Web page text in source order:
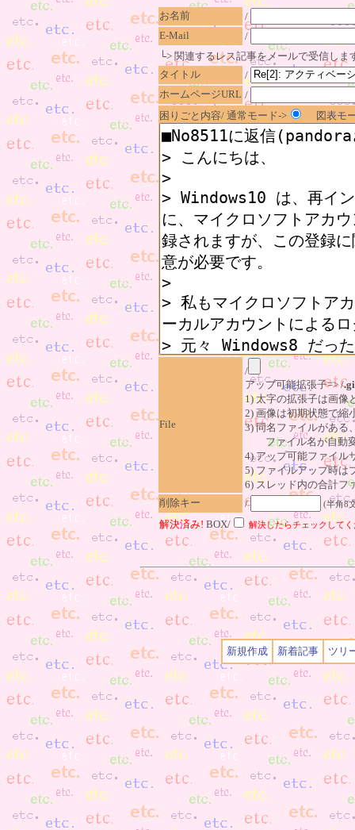
お名前
/
E-Mail
/
└> 関連するレス記事をメールで受信しま
タイトル
/
ホームページURL /
困りごと内容/ 通常モード->
図表モ
File
/
アップ可能拡張子=> /
1) 太字の拡張子は画像
2) 画像は初期状態で縮
3) 同名ファイルがある
ファイル名が自動
4) アップ可能ファイル
5) ファイルアップ時は
6) スレッド内の合計
削除キー
/ (半角8
解決済み! BOX/ 解決したらチェックして
新規作成 新着記事 ツリ